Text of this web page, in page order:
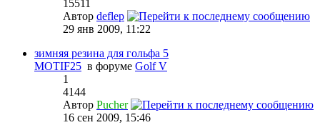
15511
Автор deflep
29 янв 2009, 11:22
зимняя резина для гольфа 5
MOTIF25 в форуме Golf V
1
4144
Автор Pucher
16 сен 2009, 15:46